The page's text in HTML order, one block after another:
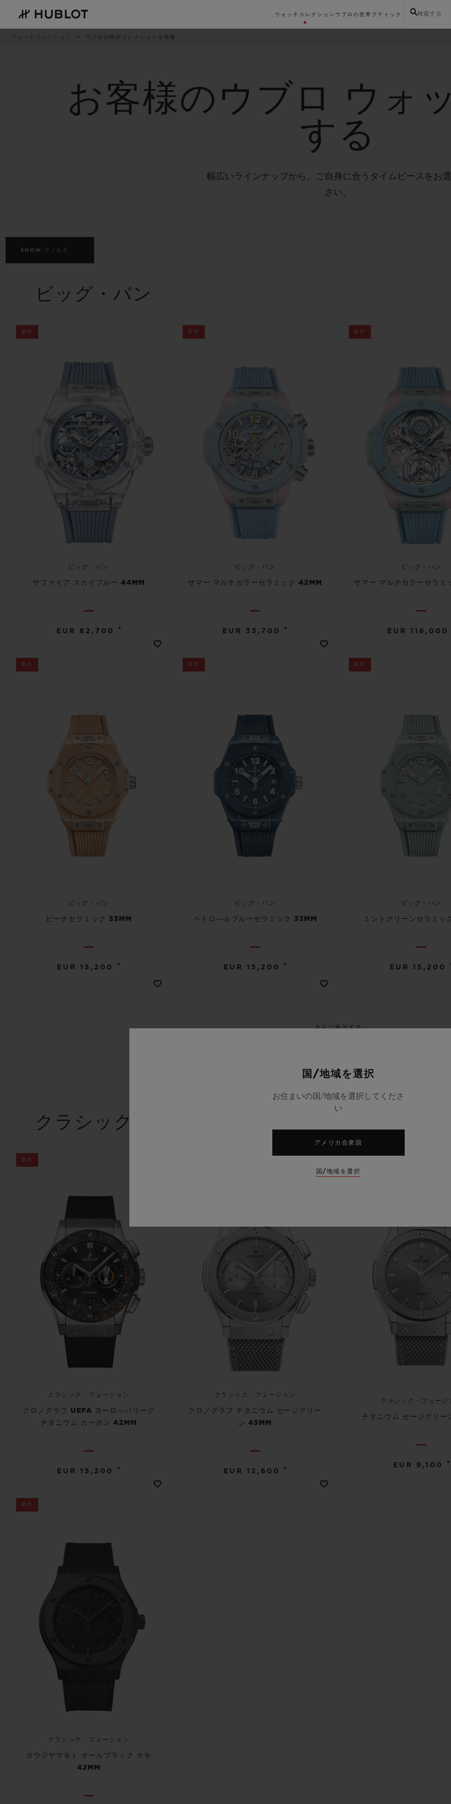
main
content
ウォッチコレクション ウブロの世界 ブティック 検索する
パ
ウォッチコレクション ウブロの時計コレクションを検索
お客様のウブロ ウォ
する
幅広いラインナップから、ご自身に合うタイムピースをお
さい。
SHOW フィルタ
ビッグ・バン
新作
ビッグ・バン
サファイア スカイブルー 44MM
EUR 82,700 •
新作
ビッグ・バン
サマー マルチカラーセラミック 42MM
EUR 33,700 •
新作
ビッグ・バン
サマー マルチカラーセラ
EUR 116,000
新作
ビッグ・バン
ピーチセラミック 33MM
EUR 15,200 •
新作
ビッグ・バン
ペトロ―ルブルーセラミック 33MM
EUR 15,200 •
新作
ビッグ・バン
ミントグリーンセラミッ
EUR 15,200
さらに表示する
クラシック・フュージョン
新作
クラシック・フュージョン
クロノグラフ UEFA ヨーロッパリーグ
チタニウム カーボン 42MM
EUR 15,200 •
クラシック・フュージョン
クロノグラフ チタニウム セージグリー
ン 45MM
EUR 12,600 •
クラシック・フュージ
チタニウム セージグリ
EUR 9,100 •
新作
クラシック・フュージョン
ヨウジヤマモト オールブラック カモ
42MM
国/地域を選択
お住まいの国/地域を選択してくださ
い
アメリカ合衆国
国/地域を選択
最近の検索はありません
新作
ブティック検